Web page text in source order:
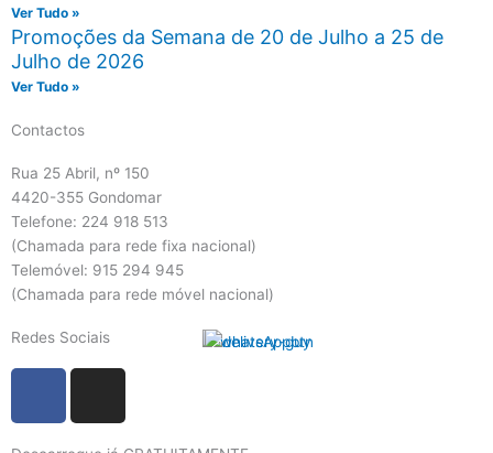
Ver Tudo »
Promoções da Semana de 20 de Julho a 25 de
Julho de 2026
Ver Tudo »
Contactos
Rua 25 Abril, nº 150
4420-355 Gondomar
Telefone: 224 918 513
(Chamada para rede fixa nacional)
Telemóvel: 915 294 945
(Chamada para rede móvel nacional)
Redes Sociais